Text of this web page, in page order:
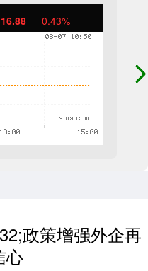
16.70 0.43%
政策增强外企再
心